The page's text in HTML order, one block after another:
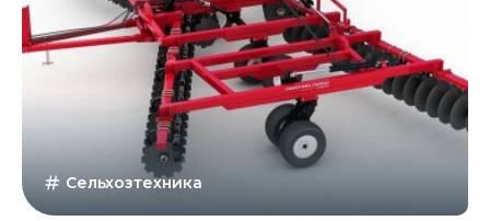
Сельхозтехника